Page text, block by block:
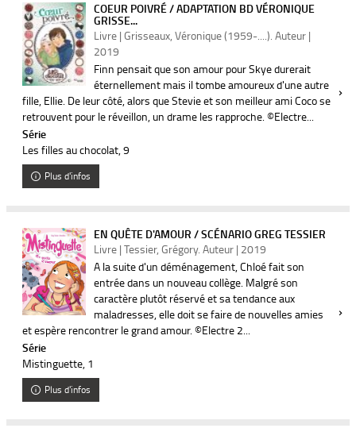
COEUR POIVRÉ / ADAPTATION BD VÉRONIQUE
GRISSE...
Livre | Grisseaux, Véronique (1959-....). Auteur |
2019
Finn pensait que son amour pour Skye durerait
éternellement mais il tombe amoureux d'une autre
fille, Ellie. De leur côté, alors que Stevie et son meilleur ami Coco se
retrouvent pour le réveillon, un drame les rapproche. ©Electre...
Série
Les filles au chocolat, 9
Plus d'infos
EN QUÊTE D'AMOUR / SCÉNARIO GREG TESSIER
Livre | Tessier, Grégory. Auteur | 2019
A la suite d'un déménagement, Chloé fait son
entrée dans un nouveau collège. Malgré son
caractère plutôt réservé et sa tendance aux
maladresses, elle doit se faire de nouvelles amies
et espère rencontrer le grand amour. ©Electre 2...
Série
Mistinguette, 1
Plus d'infos